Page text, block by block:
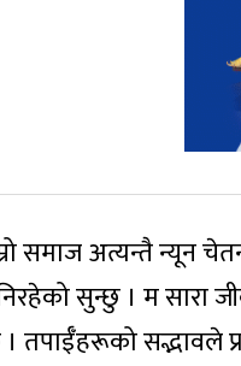
समाज अत्यन्तै न्यून
सुन्छु । म सारा
। तपाईँहरूको सद्भावले